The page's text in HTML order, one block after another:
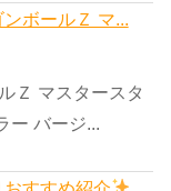
ボールＺ マ...
Ｚ マスタースタ
バージ...